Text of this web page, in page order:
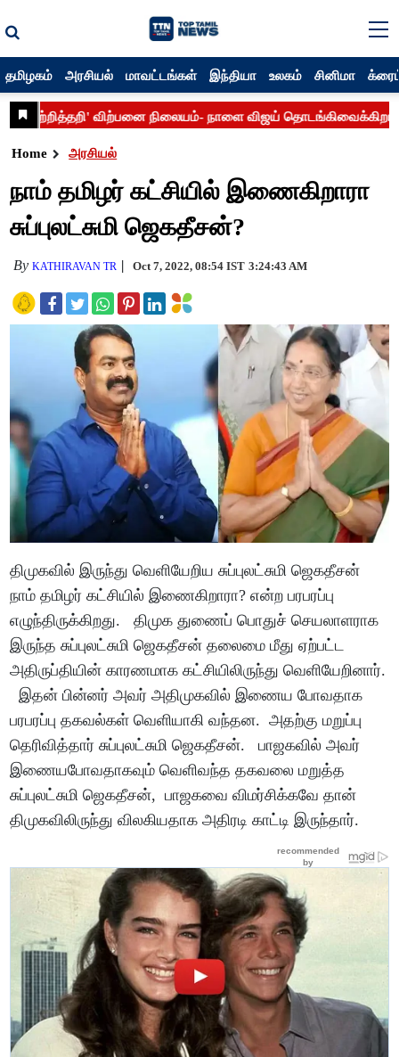
தமிழகம் அரசியல் மாவட்டங்கள் இந்தியா உலகம் சினிமா
Home அரசியல்
நாம் தமிழர் கட்சியில் இணைகிறாரா
சுப்புலட்சுமி ஜெகதீசன்?
ByKATHIRAVAN TR Oct 7, 2022, 08:54 IST 3:24:43 AM
திமுகவில் இருந்து வெளியேறிய சுப்புலட்சுமி ஜெகதீசன்
நாம் தமிழர் கட்சியில் இணைகிறாரா? என்ற பரபரப்பு
எழுந்திருக்கிறது. திமுக துணைப் பொதுச் செயலாளராக
இருந்த சுப்புலட்சுமி ஜெகதீசன் தலைமை மீது ஏற்பட்ட
அதிருப்தியின் காரணமாக கட்சியிலிருந்து வெளியேறினார்.
இதன் பின்னர் அவர் அதிமுகவில் இணைய போவதாக
பரபரப்பு தகவல்கள் வெளியாகி வந்தன. அதற்கு மறுப்பு
தெரிவித்தார் சுப்புலட்சுமி ஜெகதீசன். பாஜகவில் அவர்
இணையபோவதாகவும் வெளிவந்த தகவலை மறுத்த
சுப்புலட்சுமி ஜெகதீசன், பாஜகவை விமர்சிக்கவே தான்
திமுகவிலிருந்து விலகியதாக அதிரடி காட்டி இருந்தார்.